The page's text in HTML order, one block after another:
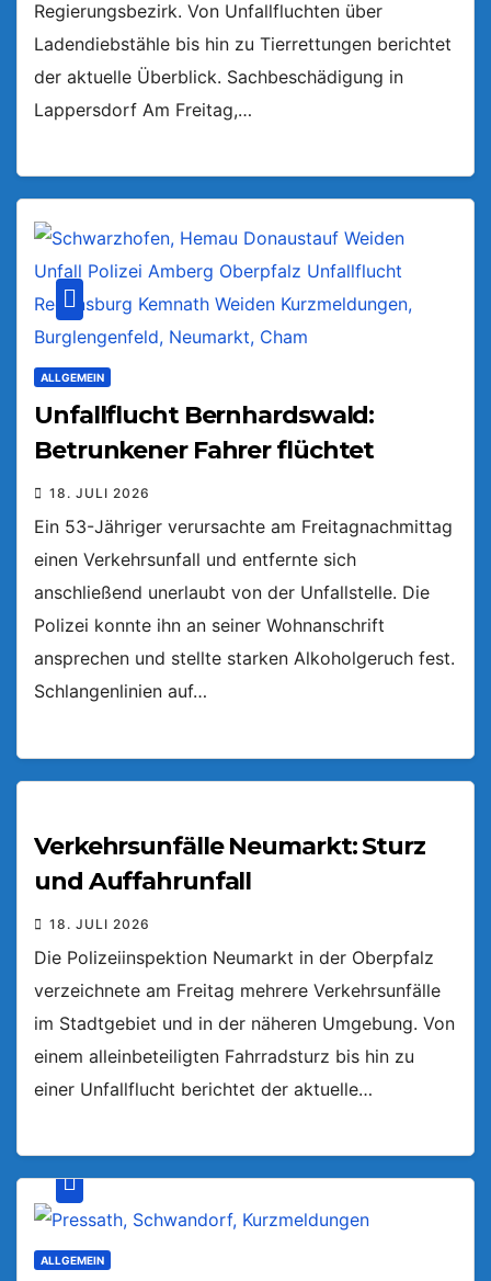
Regierungsbezirk. Von Unfallfluchten über
Ladendiebstähle bis hin zu Tierrettungen berichtet
der aktuelle Überblick. Sachbeschädigung in
Lappersdorf Am Freitag,…
ALLGEMEIN
Unfallflucht Bernhardswald:
Betrunkener Fahrer flüchtet
18. JULI 2026
Ein 53-Jähriger verursachte am Freitagnachmittag
einen Verkehrsunfall und entfernte sich
anschließend unerlaubt von der Unfallstelle. Die
Polizei konnte ihn an seiner Wohnanschrift
ansprechen und stellte starken Alkoholgeruch fest.
Schlangenlinien auf…
Verkehrsunfälle Neumarkt: Sturz
und Auffahrunfall
18. JULI 2026
Die Polizeiinspektion Neumarkt in der Oberpfalz
verzeichnete am Freitag mehrere Verkehrsunfälle
im Stadtgebiet und in der näheren Umgebung. Von
einem alleinbeteiligten Fahrradsturz bis hin zu
einer Unfallflucht berichtet der aktuelle…
ALLGEMEIN